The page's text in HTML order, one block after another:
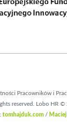
Pracowników i
reserved. Lobo HR ©
tomhajduk.com /